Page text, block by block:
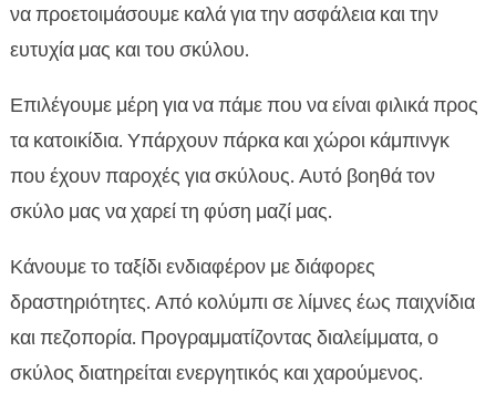
να προετοιμάσουμε καλά για την ασφάλεια και την
ευτυχία μας και του σκύλου.
Επιλέγουμε μέρη για να πάμε που να είναι φιλικά προς
τα κατοικίδια. Υπάρχουν πάρκα και χώροι κάμπινγκ
που έχουν παροχές για σκύλους. Αυτό βοηθά τον
σκύλο μας να χαρεί τη φύση μαζί μας.
Κάνουμε το ταξίδι ενδιαφέρον με διάφορες
δραστηριότητες. Από κολύμπι σε λίμνες έως παιχνίδια
και πεζοπορία. Προγραμματίζοντας διαλείμματα, ο
σκύλος διατηρείται ενεργητικός και χαρούμενος.